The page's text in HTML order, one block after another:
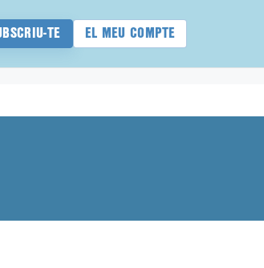
TE EL MEU COMPTE